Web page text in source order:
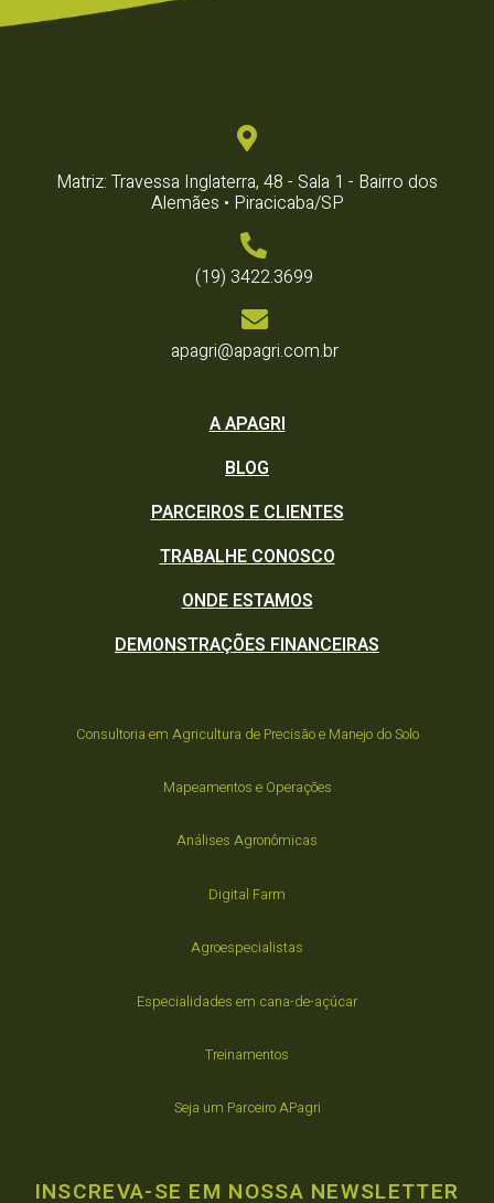
Matriz: Travessa Inglaterra, 48 - Sala 1 - Bairro dos
Alemães • Piracicaba/SP
(19) 3422.3699
apagri@apagri.com.br
A APAGRI
BLOG
PARCEIROS E CLIENTES
TRABALHE CONOSCO
ONDE ESTAMOS
DEMONSTRAÇÕES FINANCEIRAS
Consultoria em Agricultura de Precisão e Manejo do Solo
Mapeamentos e Operações
Análises Agronômicas
Digital Farm
Agroespecialistas
Especialidades em cana-de-açúcar
Treinamentos
Seja um Parceiro APagri
INSCREVA-SE EM NOSSA NEWSLETTER